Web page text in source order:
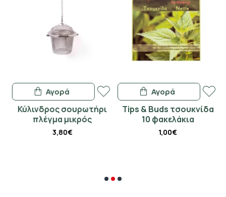
Κύλινδρος σουρωτήρι
πλέγμα μικρός
3,80€
Αγορά
Tips & Buds τσουκνίδα
10 φακελάκια
1,00€
Αγορά